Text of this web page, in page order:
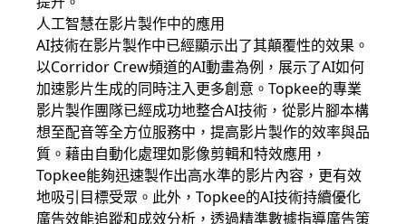
人工智慧在影片製作中的應用
AI技術在影片製作中已經顯示出了其顛覆性的效果。
以Corridor Crew頻道的AI動畫為例，展示了AI如何
加速影片生成的同時注入更多創意。Topkee的專業
影片製作團隊已經成功地整合AI技術，從影片腳本構
想至配音等全方位服務中，提高影片製作的效率與品
質。藉由自動化處理如影像剪輯和特效應用，
Topkee能夠迅速製作出高水準的影片內容，更有效
地吸引目標受眾。此外，Topkee的AI技術持續優化
廣告效能追蹤和成效分析，透過精準數據指導廣告策